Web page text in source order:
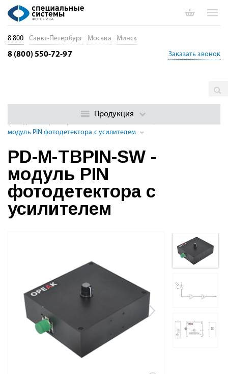
Фотоприемные модули (Si / InGaAs)
модуль PIN фотодетектора с усилителем
PD-M-TBPIN-SW -
модуль PIN
фотодетектора с
усилителем
8 800 Санкт-Петербург Москва Минск
8 (800) 550-72-97 Заказать звонок
Продукция